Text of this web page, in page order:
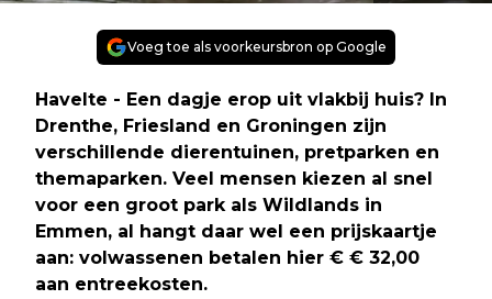
Voeg toe als voorkeursbron op Google
Havelte - Een dagje erop uit vlakbij huis? In
Drenthe, Friesland en Groningen zijn
verschillende dierentuinen, pretparken en
themaparken. Veel mensen kiezen al snel
voor een groot park als Wildlands in
Emmen, al hangt daar wel een prijskaartje
aan: volwassenen betalen hier € € 32,00
aan entreekosten.